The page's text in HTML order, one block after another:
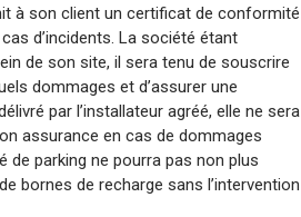
à son client un certificat de conformité
d’incidents. La société étant
de son site, il sera tenu de souscrire
dommages et d’assurer une
par l’installateur agréé, elle ne sera
assurance en cas de dommages
de parking ne pourra pas non plus
bornes de recharge sans l’intervention